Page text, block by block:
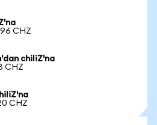
CHZ
chiliZ'na
CHZ
CHZ